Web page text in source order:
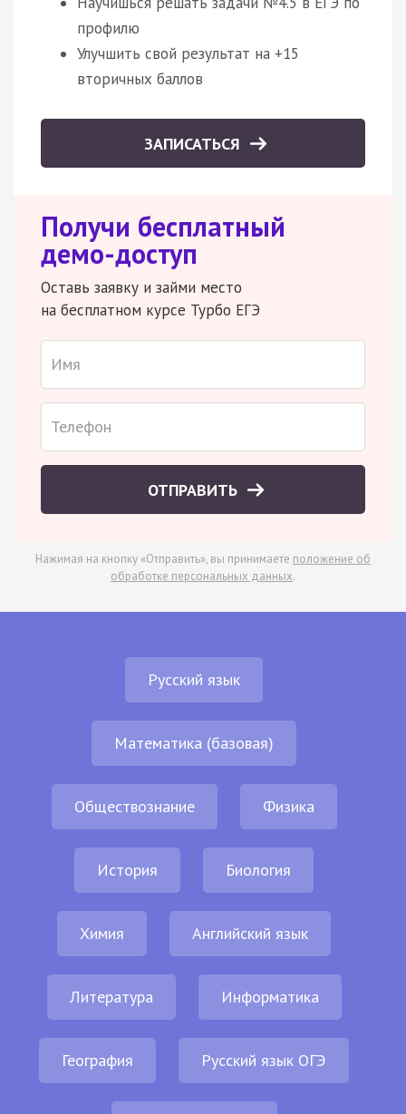
профилю
Улучшить свой результат на +15
вторичных баллов
ЗАПИСАТЬСЯ
Получи бесплатный
демо-доступ
Оставь заявку и займи место
на бесплатном курсе Турбо ЕГЭ
ОТПРАВИТЬ
Нажимая на кнопку «Отправить», вы принимаете положение об
обработке персональных данных.
Русский язык
Математика (базовая)
Обществознание Физика
История Биология
Химия Английский язык
Литература Информатика
География Русский язык ОГЭ